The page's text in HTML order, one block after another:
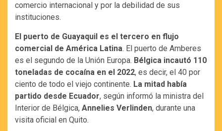
comercio internacional y por la debilidad de sus
instituciones.
El puerto de Guayaquil es el tercero en flujo
comercial de América Latina. El puerto de Amberes
es el segundo de la Unión Europa. Bélgica incautó 110
toneladas de cocaína en el 2022, es decir, el 40 por
ciento de todo el viejo continente. La mitad había
partido desde Ecuador, según informó la ministra del
Interior de Bélgica, Annelies Verlinden, durante una
visita oficial en Quito.